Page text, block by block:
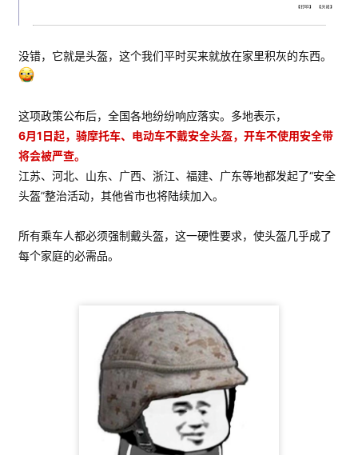
没错，它就是头盔，这个我们平时买来就放在家里积灰的东西。
这项政策公布后，全国各地纷纷响应落实。多地表示，
6月1日起，骑摩托车、电动车不戴安全头盔，开车不使用安全带
将会被严查。
江苏、河北、山东、广西、浙江、福建、广东等地都发起了“安全
头盔”整治活动，其他省市也将陆续加入。
所有乘车人都必须强制戴头盔，这一硬性要求，使头盔几乎成了
每个家庭的必需品。